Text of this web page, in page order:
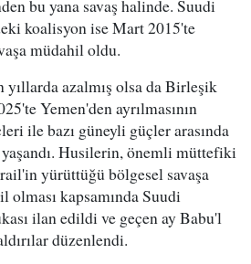
bu yana savaş halinde. Suudi
koalisyon ise Mart 2015'te
müdahil oldu.
yıllarda azalmış olsa da Birleşik
Yemen'den ayrılmasının
ile bazı güneyli güçler arasında
Husilerin, önemli müttefiki
yürüttüğü bölgesel savaşa
kapsamında Suudi
ilan edildi ve geçen ay Babu'l
düzenlendi.